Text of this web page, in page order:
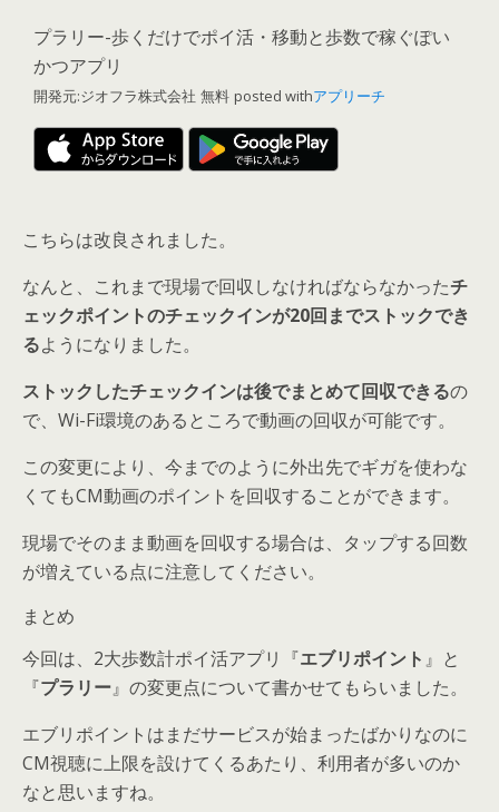
プラリー-歩くだけでポイ活・移動と歩数で稼ぐぽい
かつアプリ
開発元:ジオフラ株式会社 無料 posted withアプリーチ
こちらは改良されました。
なんと、これまで現場で回収しなければならなかったチ
ェックポイントのチェックインが20回までストックでき
るようになりました。
ストックしたチェックインは後でまとめて回収できるの
で、Wi-Fi環境のあるところで動画の回収が可能です。
この変更により、今までのように外出先でギガを使わな
くてもCM動画のポイントを回収することができます。
現場でそのまま動画を回収する場合は、タップする回数
が増えている点に注意してください。
まとめ
今回は、2大歩数計ポイ活アプリ『エブリポイント 』と
『プラリー』の変更点について書かせてもらいました。
エブリポイントはまだサービスが始まったばかりなのに
CM視聴に上限を設けてくるあたり、利用者が多いのか
なと思いますね。